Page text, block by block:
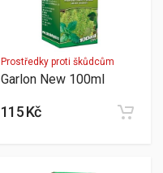
Prostředky proti škůdcům
Garlon New 100ml
115 Kč